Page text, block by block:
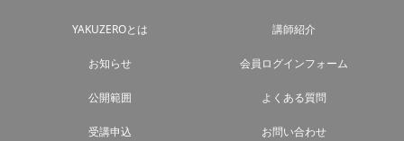
YAKUZEROとは 講師紹介
お知らせ 会員ログインフォーム
公開範囲 よくある質問
受講申込 お問い合わせ